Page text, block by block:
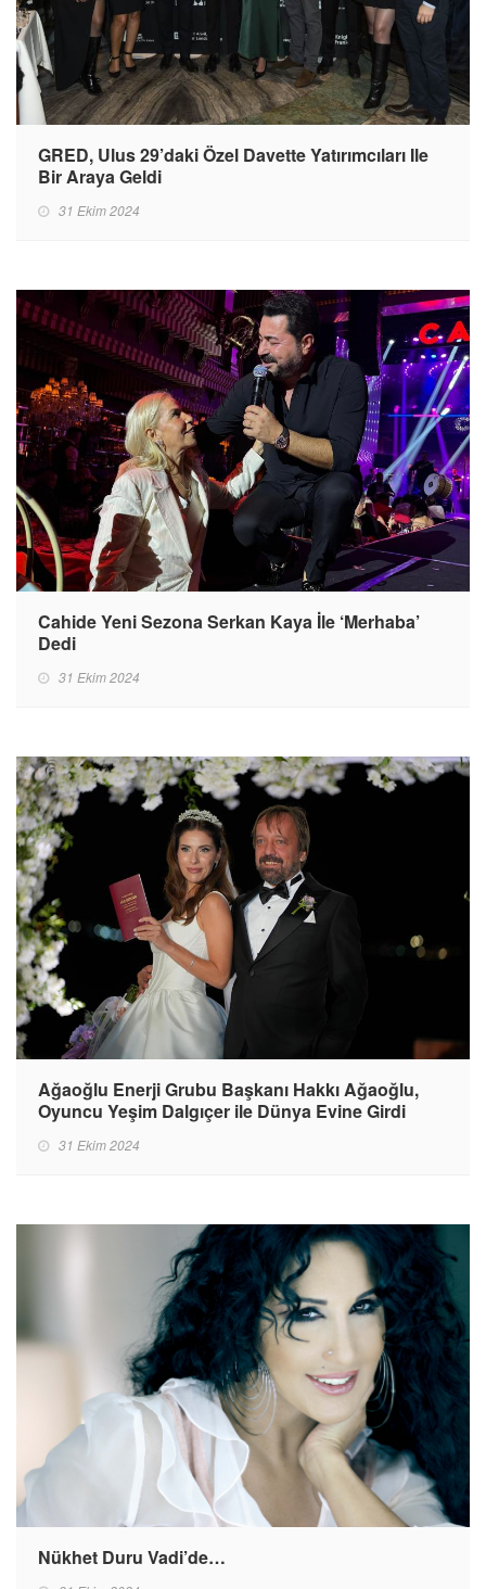
GRED, Ulus 29’daki Özel Davette Yatırımcıları Ile
Bir Araya Geldi
31 Ekim 2024
Cahide Yeni Sezona Serkan Kaya İle ‘Merhaba’
Dedi
31 Ekim 2024
Ağaoğlu Enerji Grubu Başkanı Hakkı Ağaoğlu,
Oyuncu Yeşim Dalgıçer ile Dünya Evine Girdi
31 Ekim 2024
Nükhet Duru Vadi’de…